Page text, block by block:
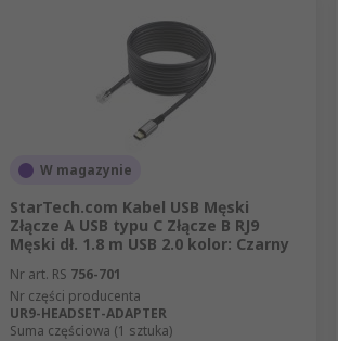
W magazynie
StarTech.com Kabel USB Męski
Złącze A USB typu C Złącze B RJ9
Męski dł. 1.8 m USB 2.0 kolor: Czarny
Nr art. RS 756-701
Nr części producenta
UR9-HEADSET-ADAPTER
Suma częściowa (1 sztuka)